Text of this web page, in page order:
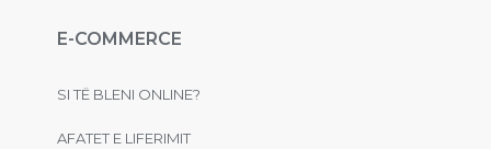
E-COMMERCE
SI TË BLENI ONLINE?
AFATET E LIFERIMIT